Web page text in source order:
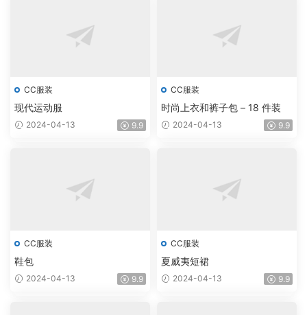
CC服装
现代运动服
2024-04-13 9.9
CC服装
时尚上衣和裤子包 – 18 件装
2024-04-13 9.9
CC服装
鞋包
2024-04-13 9.9
CC服装
夏威夷短裙
2024-04-13 9.9